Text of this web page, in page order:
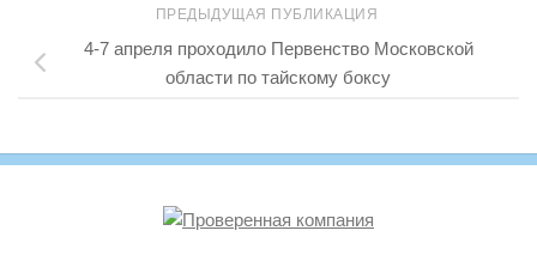
ПРЕДЫДУЩАЯ ПУБЛИКАЦИЯ
4-7 апреля проходило Первенство Московской
области по тайскому боксу